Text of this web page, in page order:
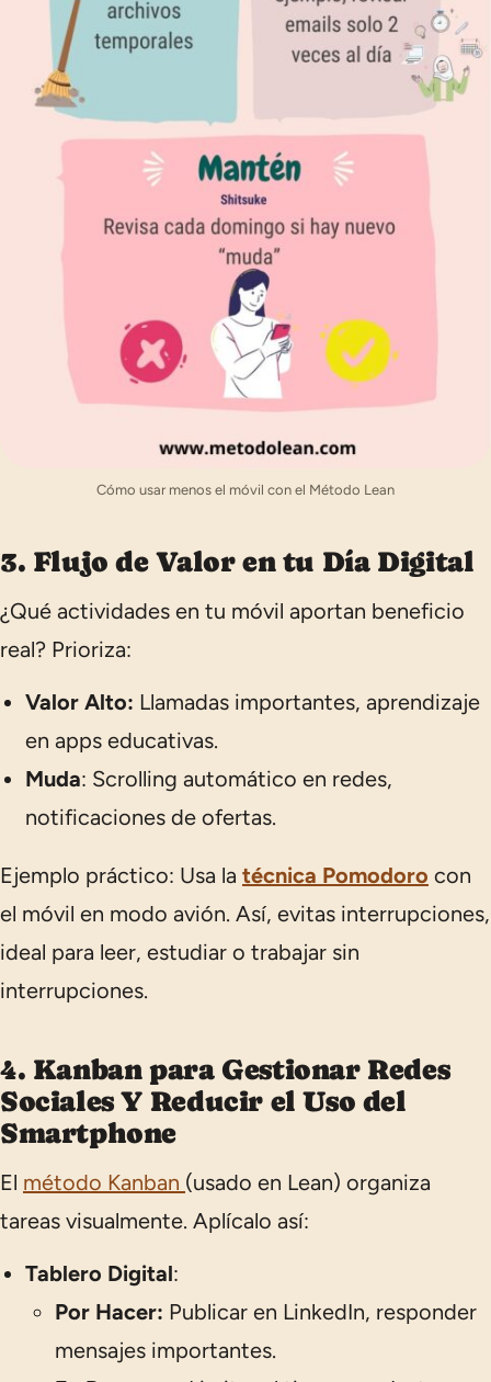
Cómo usar menos el móvil con el Método Lean
3. Flujo de Valor en tu Día Digital
¿Qué actividades en tu móvil aportan beneficio
real? Prioriza:
Valor Alto: Llamadas importantes, aprendizaje
en apps educativas.
Muda: Scrolling automático en redes,
notificaciones de ofertas.
Ejemplo práctico: Usa la técnica Pomodoro con
el móvil en modo avión. Así, evitas interrupciones,
ideal para leer, estudiar o trabajar sin
interrupciones.
4. Kanban para Gestionar Redes
Sociales Y Reducir el Uso del
Smartphone
El método Kanban (usado en Lean) organiza
tareas visualmente. Aplícalo así:
Tablero Digital:
Por Hacer: Publicar en LinkedIn, responder
mensajes importantes.